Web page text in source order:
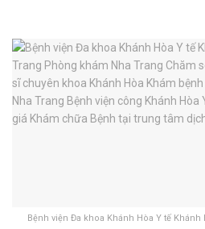
Bệnh viện Đa khoa Khánh Hòa Y tế